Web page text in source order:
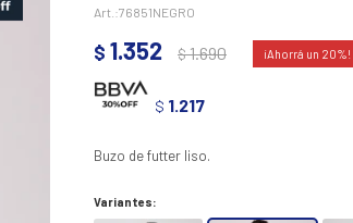
76851NEGRO
$ 1.352 $1.690 20
$ 1.217
Buzo de futter liso.
Variantes: